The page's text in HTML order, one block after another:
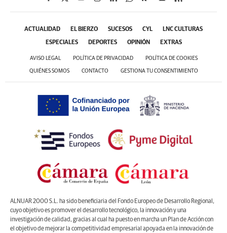
ACTUALIDAD EL BIERZO SUCESOS CYL LNC CULTURAS
ESPECIALES DEPORTES OPINIÓN EXTRAS
AVISO LEGAL POLÍTICA DE PRIVACIDAD POLÍTICA DE COOKIES
QUIÉNES SOMOS CONTACTO GESTIONA TU CONSENTIMIENTO
ALNUAR 2000 S.L. ha sido beneficiaria del Fondo Europeo de Desarrollo Regional,
cuyo objetivo es promover el desarrollo tecnológico, la innovación y una
investigación de calidad, gracias al cual ha puesto en marcha un Plan de Acción con
el objetivo de mejorar la competitividad empresarial apoyada en la innovación de